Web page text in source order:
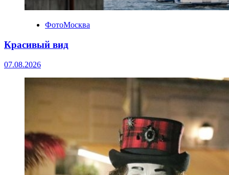
ФотоМосква
Красивый вид
07.08.2026